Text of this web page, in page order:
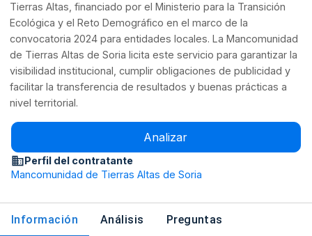
Tierras Altas, financiado por el Ministerio para la Transición
Ecológica y el Reto Demográfico en el marco de la
convocatoria 2024 para entidades locales. La Mancomunidad
de Tierras Altas de Soria licita este servicio para garantizar la
visibilidad institucional, cumplir obligaciones de publicidad y
facilitar la transferencia de resultados y buenas prácticas a
nivel territorial.
Analizar
Perfil del contratante
Mancomunidad de Tierras Altas de Soria
Información Análisis Preguntas